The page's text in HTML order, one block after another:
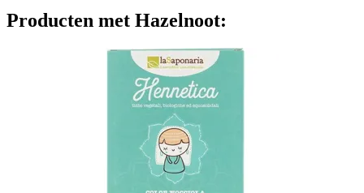
Producten met Hazelnoot: